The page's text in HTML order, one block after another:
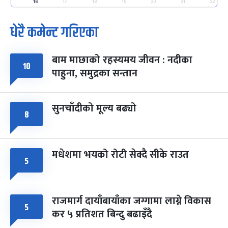
मंगल फाल्गुन २५, २०८३ Mar 9, 2027
७
आइत
पूर्णिमा व्रत
चैत्र ७, २०८३-Mar 21, 2027
८
सोम
फागुपूर्णिमा
चैत्र ८, २०८३-Mar 22, 2027
७ महिना बाँकी
16 17 18 19 20 21 22
धेरै कमेन्ट गरिएका
१० बाम माछाको रहस्यमय जीवन : नदीका
पाहुना, समुद्रका सन्तान
८ सुनचाँदीको मूल्य बढ्यो
५ मधेशमा भयको रोटी सेक्दै सीके राउत
५ राजमार्ग दायाँबायाँका जग्गामा लाग्ने विकास
कर ५ प्रतिशत बिन्दु बढाइँदै